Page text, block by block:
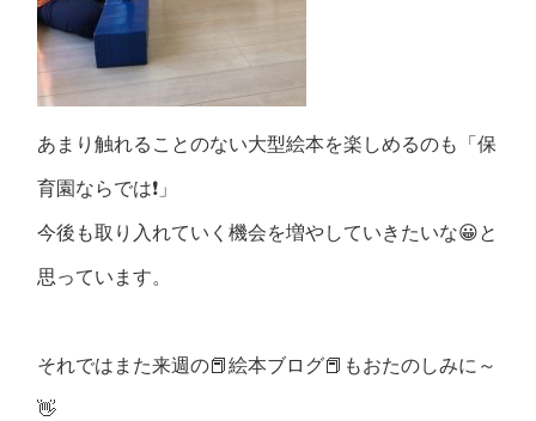
あまり触れることのない大型絵本を楽しめるのも「保
育園ならでは❗」
今後も取り入れていく機会を増やしていきたいな😀と
思っています。
それではまた来週の📕絵本ブログ📕もおたのしみに～
👋